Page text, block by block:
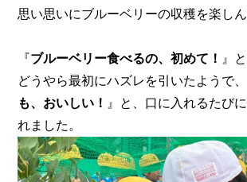
思い思いにブルーベリーの収穫を楽しん
『ブルーベリー食べるの、初めて！ 』
どうやら最初にハズレを引いたようで
も、おいしい！ 』と、口に入れるたび
れました。